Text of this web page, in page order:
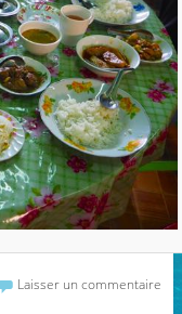
Laisser un commentaire